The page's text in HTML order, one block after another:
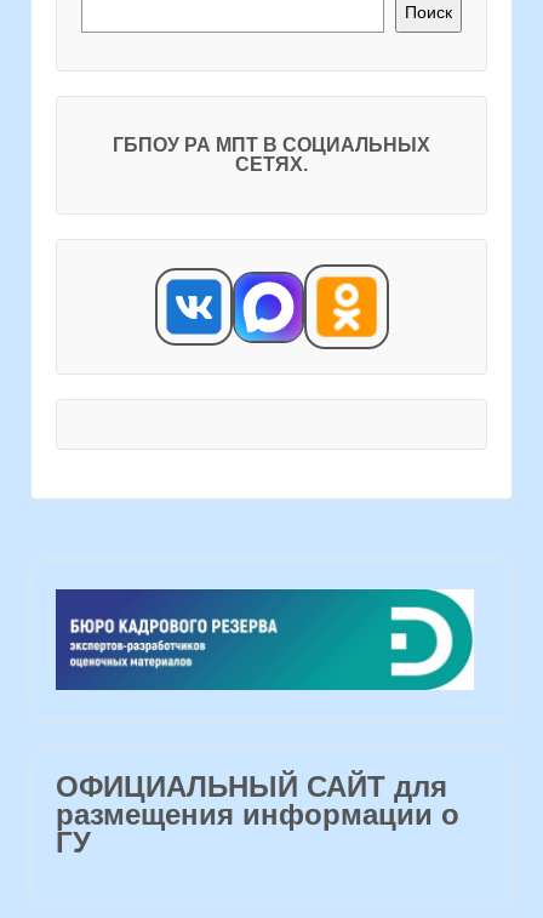
Поиск
ГБПОУ РА МПТ В СОЦИАЛЬНЫХ
СЕТЯХ.
ОФИЦИАЛЬНЫЙ САЙТ для
размещения информации о
ГУ